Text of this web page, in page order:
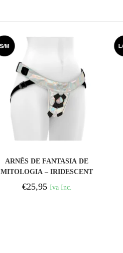
ARNÊS DE FANTASIA DE
MITOLOGIA – IRIDESCENT
S/M
€25,95 Iva Inc.